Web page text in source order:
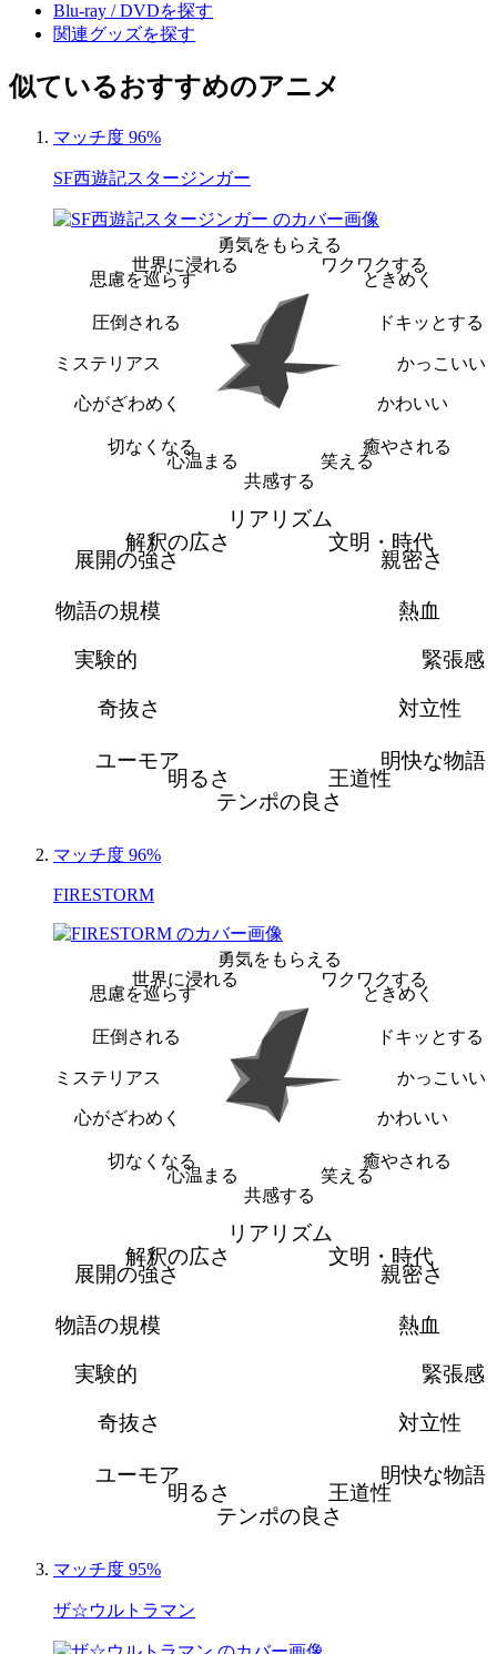
Blu-ray / DVDを探す
関連グッズを探す
似ているおすすめのアニメ
マッチ度 96%
SF西遊記スタージンガー
勇気をもらえる
ワクワクする
ときめく
ドキッとする
かっこいい
かわいい
癒やされる
笑える
共感する
心温まる
切なくなる
心がざわめく
ミステリアス
圧倒される
思慮を巡らす
世界に浸れる
リアリズム
文明・時代
親密さ
熱血
緊張感
対立性
明快な物語
王道性
テンポの良さ
明るさ
ユーモア
奇抜さ
実験的
物語の規模
展開の強さ
解釈の広さ
マッチ度 96%
FIRESTORM
勇気をもらえる
ワクワクする
ときめく
ドキッとする
かっこいい
かわいい
癒やされる
笑える
共感する
心温まる
切なくなる
心がざわめく
ミステリアス
圧倒される
思慮を巡らす
世界に浸れる
リアリズム
文明・時代
親密さ
熱血
緊張感
対立性
明快な物語
王道性
テンポの良さ
明るさ
ユーモア
奇抜さ
実験的
物語の規模
展開の強さ
解釈の広さ
マッチ度 95%
ザ☆ウルトラマン